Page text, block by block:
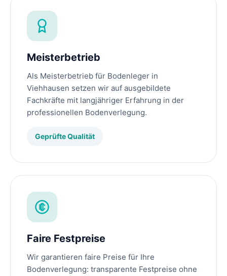
Meisterbetrieb
Als Meisterbetrieb für Bodenleger in
Viehhausen setzen wir auf ausgebildete
Fachkräfte mit langjähriger Erfahrung in der
professionellen Bodenverlegung.
Geprüfte Qualität
Faire Festpreise
Wir garantieren faire Preise für Ihre
Bodenverlegung: transparente Festpreise ohne